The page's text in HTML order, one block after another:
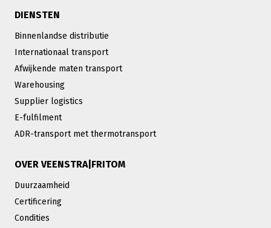
DIENSTEN
Binnenlandse distributie
Internationaal transport
Afwijkende maten transport
Warehousing
Supplier logistics
E-fulfilment
ADR-transport met thermotransport
OVER VEENSTRA|FRITOM
Duurzaamheid
Certificering
Condities